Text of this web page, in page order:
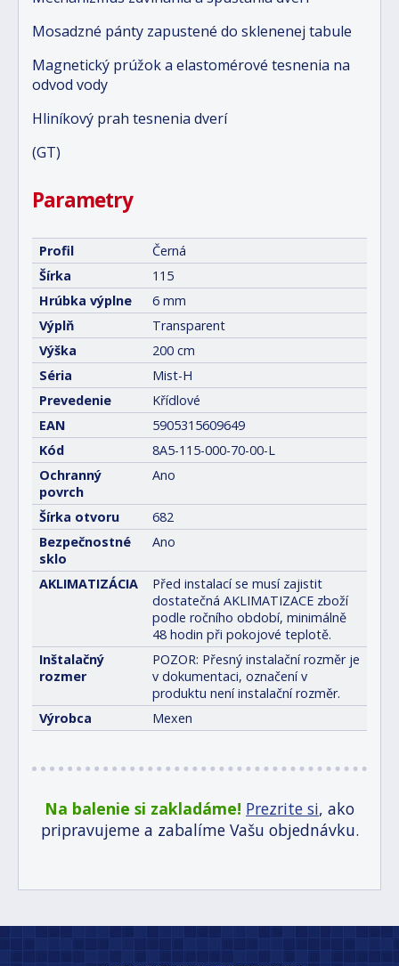
Mosadzné pánty zapustené do sklenenej tabule
Magnetický prúžok a elastomérové tesnenia na
odvod vody
Hliníkový prah tesnenia dverí
(GT)
Parametry
Profil
Černá
Šírka
115
Hrúbka výplne
6 mm
Výplň
Transparent
Výška
200 cm
Séria
Mist-H
Prevedenie
Křídlové
EAN
5905315609649
Kód
8A5-115-000-70-00-L
Ochranný
povrch
Ano
Šírka otvoru
682
Bezpečnostné
sklo
Ano
AKLIMATIZÁCIA
Před instalací se musí zajistit
dostatečná AKLIMATIZACE zboží
podle ročního období, minimálně
48 hodin při pokojové teplotě.
Inštalačný
rozmer
POZOR: Přesný instalační rozměr je
v dokumentaci, označení v
produktu není instalační rozměr.
Výrobca
Mexen
Na balenie si zakladáme! Prezrite si, ako
pripravujeme a zabalíme Vašu objednávku.